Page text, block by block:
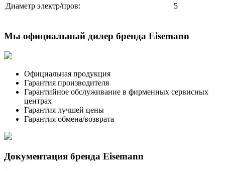
Диаметр электр/пров:
5
Мы официальный дилер бренда Eisemann
Официальная продукция
Гарантия производителя
Гарантийное обслуживание в фирменных сервисных
центрах
Гарантия лучшей цены
Гарантия обмена/возврата
Документация бренда Eisemann